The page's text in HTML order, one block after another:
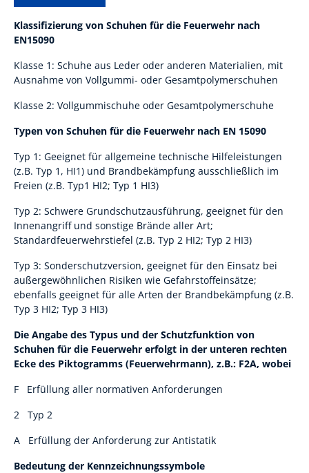
Klassifizierung von Schuhen für die Feuerwehr nach
EN15090
Klasse 1: Schuhe aus Leder oder anderen Materialien, mit
Ausnahme von Vollgummi- oder Gesamtpolymerschuhen
Klasse 2: Vollgummischuhe oder Gesamtpolymerschuhe
Typen von Schuhen für die Feuerwehr nach EN 15090
Typ 1: Geeignet für allgemeine technische Hilfeleistungen
(z.B. Typ 1, HI1) und Brandbekämpfung ausschließlich im
Freien (z.B. Typ1 HI2; Typ 1 HI3)
Typ 2: Schwere Grundschutzausführung, geeignet für den
Innenangriff und sonstige Brände aller Art;
Standardfeuerwehrstiefel (z.B. Typ 2 HI2; Typ 2 HI3)
Typ 3: Sonderschutzversion, geeignet für den Einsatz bei
außergewöhnlichen Risiken wie Gefahrstoffeinsätze;
ebenfalls geeignet für alle Arten der Brandbekämpfung (z.B.
Typ 3 HI2; Typ 3 HI3)
Die Angabe des Typus und der Schutzfunktion von
Schuhen für die Feuerwehr erfolgt in der unteren rechten
Ecke des Piktogramms (Feuerwehrmann), z.B.: F2A, wobei
F Erfüllung aller normativen Anforderungen
2 Typ 2
A Erfüllung der Anforderung zur Antistatik
Bedeutung der Kennzeichnungssymbole